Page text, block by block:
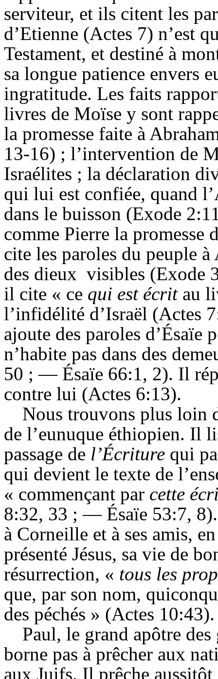
serviteur, et ils citent les
d’Etienne (Actes 7) n’est
Testament, et destiné à
sa longue patience envers
ingratitude. Les faits
livres de Moïse y sont
la promesse faite à
13-16) ; l’intervention de
Israélites ; la déclaration
qui lui est confiée, quand l’
dans le buisson (Exode
comme Pierre la promesse
cite les paroles du peuple
des dieux visibles (Exode
il cite « ce qui est écrit au
l’infidélité d’Israël
ajoute des paroles d’Ésaïe
n’habite pas dans des
50 ; — Ésaïe 66:1, 2). Il
contre lui (Actes 6:13).
Nous trouvons plus loin
de l’eunuque éthiopien. Il
passage de l’Écriture qui
qui devient le texte de
« commençant par cette
8:32, 33 ; — Ésaïe 53:7,
à Corneille et à ses amis,
présenté Jésus, sa vie de
résurrection, « tous les
que, par son nom,
des péchés » (Actes 10:43).
Paul, le grand apôtre
borne pas à prêcher aux
aux Juifs. Il prêche aussitôt